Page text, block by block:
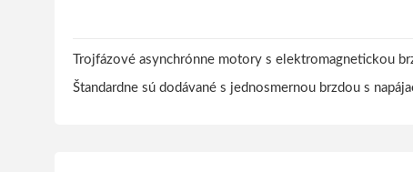
Trojfázové asynchrónne motory s elektromagnetickou
Štandardne sú dodávané s jednosmernou brzdou s